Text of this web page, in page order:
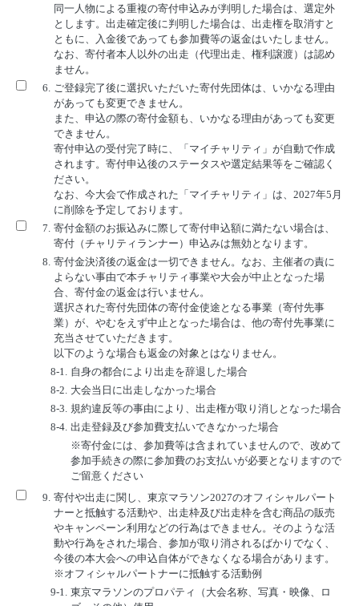
同一人物による重複の寄付申込みが判明した場合は、選定外
とします。出走確定後に判明した場合は、出走権を取消すと
ともに、入金後であっても参加費等の返金はいたしません。
なお、寄付者本人以外の出走（代理出走、権利譲渡）は認め
ません。
6. ご登録完了後に選択いただいた寄付先団体は、いかなる理由
があっても変更できません。
また、申込の際の寄付金額も、いかなる理由があっても変更
できません。
寄付申込の受付完了時に、「マイチャリティ」が自動で作成
されます。寄付申込後のステータスや選定結果等をご確認く
ださい。
なお、今大会で作成された「マイチャリティ」は、2027年5月
に削除を予定しております。
7. 寄付金額のお振込みに際して寄付申込額に満たない場合は、
寄付（チャリティランナー）申込みは無効となります。
8. 寄付金決済後の返金は一切できません。なお、主催者の責に
よらない事由で本チャリティ事業や大会が中止となった場
合、寄付金の返金は行いません。
選択された寄付先団体の寄付金使途となる事業（寄付先事
業）が、やむをえず中止となった場合は、他の寄付先事業に
充当させていただきます。
以下のような場合も返金の対象とはなりません。
8-1. 自身の都合により出走を辞退した場合
8-2. 大会当日に出走しなかった場合
8-3. 規約違反等の事由により、出走権が取り消しとなった場合
8-4. 出走登録及び参加費支払いできなかった場合
※寄付金には、参加費等は含まれていませんので、改めて
参加手続きの際に参加費のお支払いが必要となりますので
ご留意ください
9. 寄付や出走に関し、東京マラソン2027のオフィシャルパート
ナーと抵触する活動や、出走枠及び出走枠を含む商品の販売
やキャンペーン利用などの行為はできません。そのような活
動や行為をされた場合、参加が取り消されるばかりでなく、
今後の本大会への申込自体ができなくなる場合があります。
※オフィシャルパートナーに抵触する活動例
9-1. 東京マラソンのプロパティ（大会名称、写真・映像、ロ